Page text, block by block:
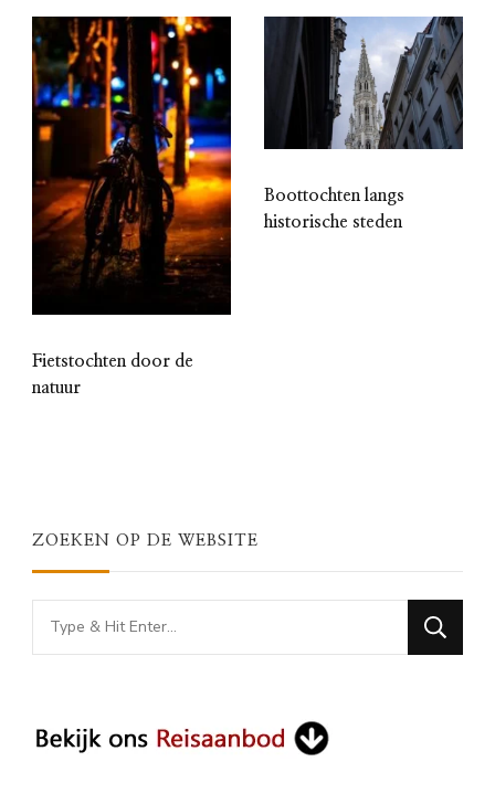
Fietstochten door de
natuur
Boottochten langs
historische steden
ZOEKEN OP DE WEBSITE
Looking
for